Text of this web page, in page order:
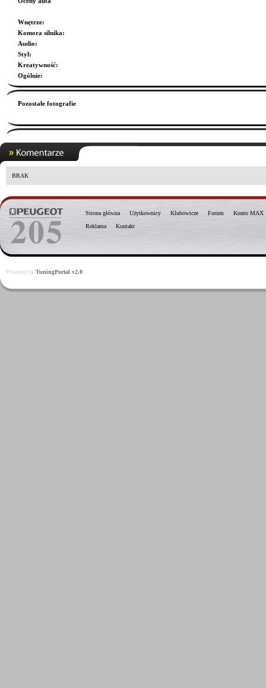
Wnętrze:
Komora silnika:
Audio:
Styl:
Kreatywność:
Ogólnie:
Pozostałe fotografie
BRAK
Strona główna Użytkownicy Klubowicze Forum
Konto MAX
Reklama
Kontakt
Powered by TuningPortal v2.0